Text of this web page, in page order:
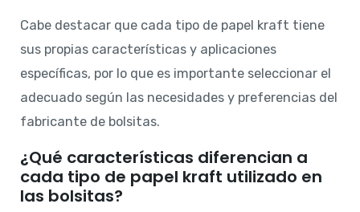
Cabe destacar que cada tipo de papel kraft tiene
sus propias características y aplicaciones
específicas, por lo que es importante seleccionar el
adecuado según las necesidades y preferencias del
fabricante de bolsitas.
¿Qué características diferencian a
cada tipo de papel kraft utilizado en
las bolsitas?